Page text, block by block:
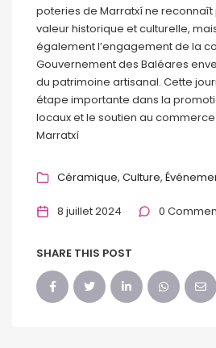
poteries de Marratxí ne
valeur historique et culturelle,
également l’engagement de la
Gouvernement des Baléares
du patrimoine artisanal. Cette
étape importante dans la
locaux et le soutien au
Marratxí
Céramique Culture
8 juillet 2024 0
SHARE THIS POST